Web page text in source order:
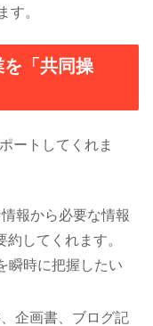
す。
「共同操
ートしてくれま
報から必要な情報
してくれます。
瞬時に把握したい
企画書、ブログ記